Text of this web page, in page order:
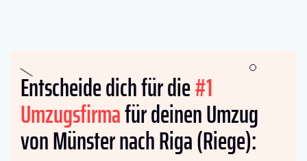
Entscheide dich für die#1
Umzugsfirmafür deinen Umzug
von Münster nach Riga (Riege):